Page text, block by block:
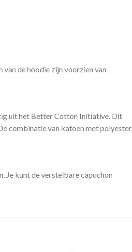
de hoodie zijn voorzien van
uit het Better Cotton Initiative. Dit
combinatie van katoen met polyester
Je kunt de verstelbare capuchon